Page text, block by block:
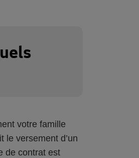
votre famille
le versement d’un
de contrat est